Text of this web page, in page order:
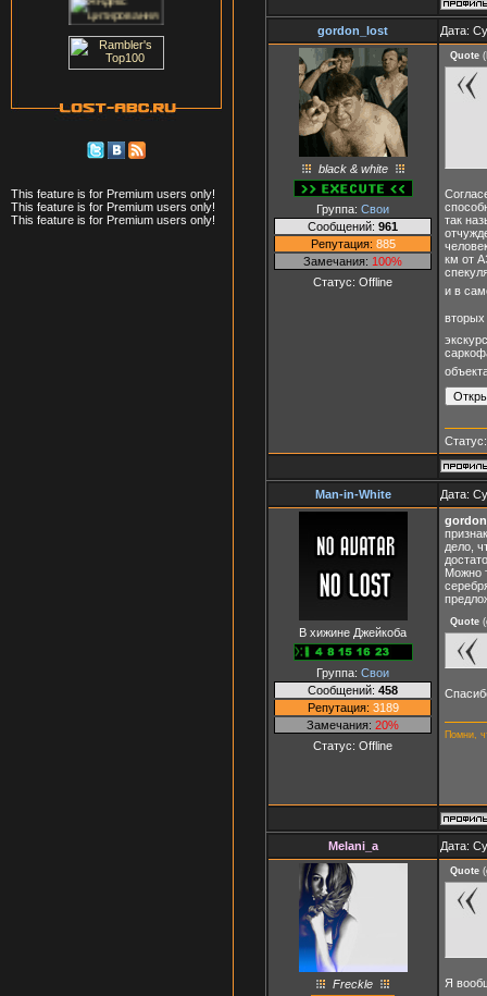
This feature is for Premium users only!
This feature is for Premium users only!
This feature is for Premium users only!
gordon_lost Дата:
black & white
Группа: Свои
Сообщений: 961
Репутация: 885
Замечания: 100%
Статус: Offline
Quote (
так
км от
и в
Man-in-White Дата:
В хижине Джейкоба
Группа: Свои
Сообщений: 458
Репутация: 3189
Замечания: 20%
Статус: Offline
дело,
Можно
Quote (
Помни,
Melani_a Дата:
Freckle
Quote (
Я